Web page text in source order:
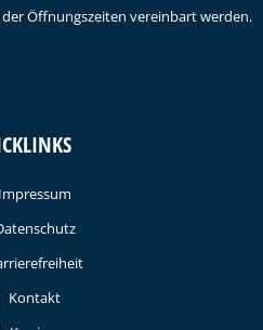
Öffnungszeiten vereinbart werden.
Impressum
Kontakt